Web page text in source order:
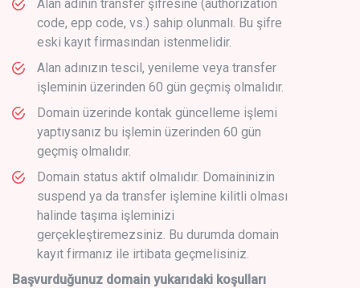
Alan adının transfer şifresine (authorization
code, epp code, vs.) sahip olunmalı. Bu şifre
eski kayıt firmasından istenmelidir.
Alan adınızın tescil, yenileme veya transfer
işleminin üzerinden 60 gün geçmiş olmalıdır.
Domain üzerinde kontak güncelleme işlemi
yaptıysanız bu işlemin üzerinden 60 gün
geçmiş olmalıdır.
Domain status aktif olmalıdır. Domaininizin
suspend ya da transfer işlemine kilitli olması
halinde taşıma işleminizi
gerçekleştiremezsiniz. Bu durumda domain
kayıt firmanız ile irtibata geçmelisiniz.
Başvurduğunuz domain yukarıdaki koşulları